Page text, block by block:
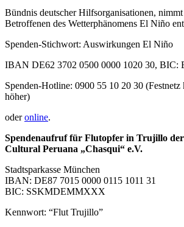
Bündnis deutscher Hilfsorganisationen,
Betroffenen des Wetterphänomens El Niño
Spenden-Stichwort: Auswirkungen El Niño
IBAN DE62 3702 0500 0000 1020 30,
Spenden-Hotline: 0900 55 10 20 30
höher)
oderonline.
Spendenaufruf für Flutopfer in Trujillo der
Cultural Peruana „Chasqui“ e.V.
Stadtsparkasse München
IBAN: DE87 7015 0000 0115 1011 31
BIC: SSKMDEMMXXX
Kennwort: “Flut Trujillo”